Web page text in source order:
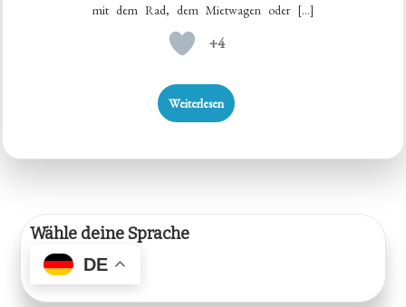
mit dem Rad, dem Mietwagen oder […]
+4
Weiterlesen
Wähle deine Sprache
DE